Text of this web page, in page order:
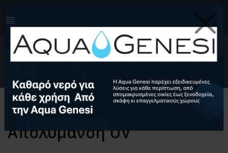
Ελληνικά (EL)
English (EN)
Αρχική
Φιλτράρισμα & Αποσκλήρυνση
Απολύμανση
Απολύμανση UV